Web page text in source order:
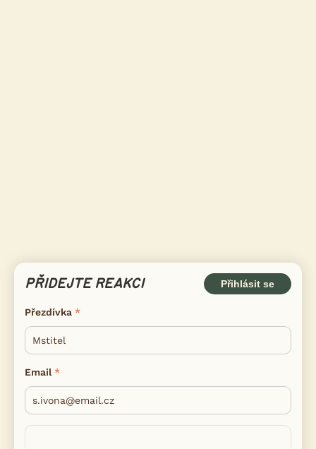
PŘIDEJTE REAKCI Přihlásit se
Přezdívka
Email